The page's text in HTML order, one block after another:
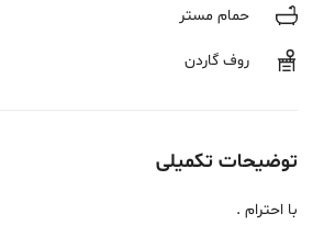
حمام مستر
روف گاردن
توضیحات تکمیلی
با احترام .